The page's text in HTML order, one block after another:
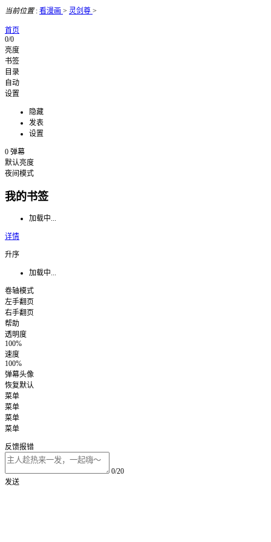
当前位置: 看漫画 > 灵剑尊 >
首页
0/0
亮度
书签
目录
自动
设置
隐藏
发表
设置
0 弹幕
默认亮度
夜间模式
我的书签
加载中...
详情
升序
加载中...
卷轴模式
左手翻页
右手翻页
帮助
透明度
100%
速度
100%
弹幕头像
恢复默认
菜单
菜单
菜单
菜单
反馈报错
0/20
发送